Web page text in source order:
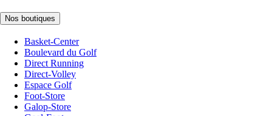
Nos boutiques
Basket-Center
Boulevard du Golf
Direct Running
Direct-Volley
Espace Golf
Foot-Store
Galop-Store